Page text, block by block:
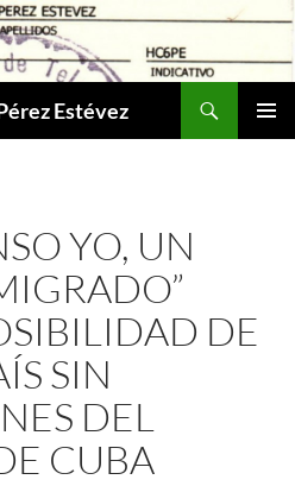
Estévez
YO, UN
DE
SIN
DEL
CUBA